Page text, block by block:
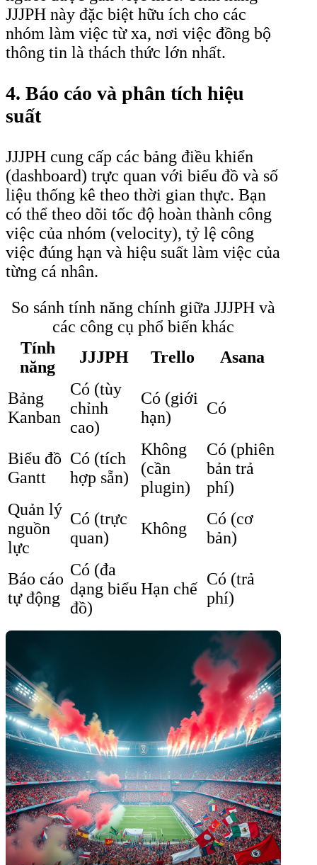
JJJPH này đặc biệt hữu ích cho các
nhóm làm việc từ xa, nơi việc đồng bộ
thông tin là thách thức lớn nhất.
4. Báo cáo và phân tích hiệu
suất
JJJPH cung cấp các bảng điều khiển
(dashboard) trực quan với biểu đồ và số
liệu thống kê theo thời gian thực. Bạn
có thể theo dõi tốc độ hoàn thành công
việc của nhóm (velocity), tỷ lệ công
việc đúng hạn và hiệu suất làm việc của
từng cá nhân.
So sánh tính năng chính giữa JJJPH và
các công cụ phổ biến khác
Tính
năng
JJJPH Trello Asana
Bảng
Kanban
Có (tùy
chỉnh
cao)
Có (giới
hạn)
Có
Biểu đồ
Gantt
Có (tích
hợp sẵn)
Không
(cần
plugin)
Có (phiên
bản trả
phí)
Quản lý
nguồn
lực
Có (trực
quan)
Không
Có (cơ
bản)
Báo cáo
tự động
Có (đa
dạng biểu
đồ)
Hạn chế
Có (trả
phí)